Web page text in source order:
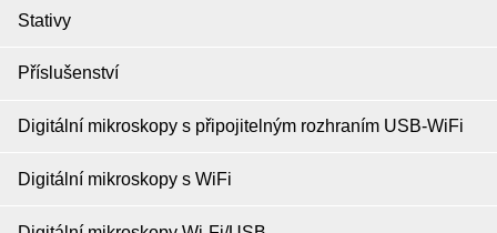
Stativy
Příslušenství
Digitální mikroskopy s připojitelným rozhraním USB-WiFi
Digitální mikroskopy s WiFi